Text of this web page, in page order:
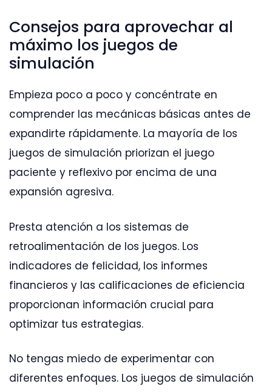
Consejos para aprovechar al
máximo los juegos de
simulación
Empieza poco a poco y concéntrate en
comprender las mecánicas básicas antes de
expandirte rápidamente. La mayoría de los
juegos de simulación priorizan el juego
paciente y reflexivo por encima de una
expansión agresiva.
Presta atención a los sistemas de
retroalimentación de los juegos. Los
indicadores de felicidad, los informes
financieros y las calificaciones de eficiencia
proporcionan información crucial para
optimizar tus estrategias.
No tengas miedo de experimentar con
diferentes enfoques. Los juegos de simulación